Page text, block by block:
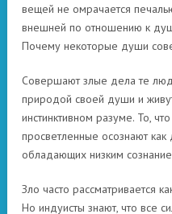
вещей не омрачается
внешней по отношению к
Почему некоторые души
Совершают злые дела те
природой своей души и
инстинктивном разуме. То,
просветленные осознают
обладающих низким
Зло часто рассматривается
Но индуисты знают, что все